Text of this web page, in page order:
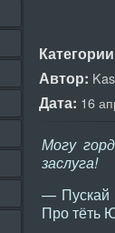
Автор:
Дата: 16
Могу
заслуга!
— Пускай
Про тёть